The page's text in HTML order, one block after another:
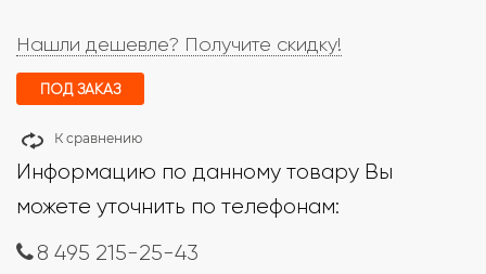
Нашли дешевле? Получите скидку!
ПОД ЗАКАЗ
К сравнению
Информацию по данному товару Вы
можете уточнить по телефонам:
8 495 215-25-43